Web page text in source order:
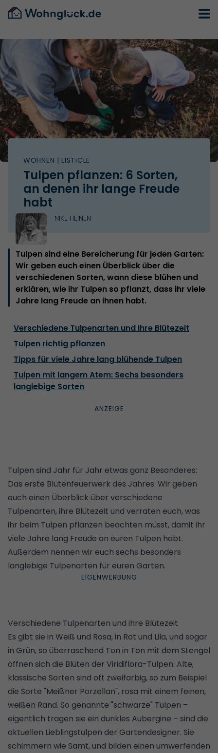
WOHNEN | LISTICLE
Tulpen pflanzen: 6 Sorten,
an denen ihr lange Freude
habt
NIKE HEINEN
Tulpen sind eine Bereicherung für jeden Garten:
Wir geben euch einen Überblick über die
verschiedenen Sorten, wann diese blühen und
erklären, wie ihr Tulpen so pflanzt, dass ihr viele
Jahre lang Freude an ihnen habt.
Verschiedene Tulpenarten und ihre Blütezeit
Tulpen richtig pflanzen
Tipps für viele Jahre lang blühende Tulpen
Tulpen mit langem Atem: Sechs besonders
langlebige Sorten
Tulpen sind Jahr für Jahr etwas ganz Besonderes:
Das erste Blütenfeuerwerk des Jahres. Wir geben
euch einen Überblick über verschiedene
Tulpenarten, ihre Blütezeit und verraten euch, was
ihr beim Tulpen pflanzen beachten müsst, damit ihr
viele Jahre lang Freude an euren Tulpen habt.
Außerdem nennen wir euch sechs besonders
langlebige Tulpenarten für euren Garten.
Verschiedene Tulpenarten und ihre Blütezeit
Es gibt sie in Weiß und Rosa, in Rot und Lila, und sogar
in Grün, so überraschend Ton in Ton mit dem Stengel
öffnen sich die Blüten der Viridiflora-Tulpen. Alte,
klassische Sorten sind oft zweifarbig, so zum Beispiel
die Sorte "Meißner Porzellan", rosa mit einem feinen,
weißen Rand. So genannte "schwarze" Tulpen –
eigentlich tragen sie ein dunkles Aubergine – sind die
aktuellen Lieblingstulpen der Gartendesigner. Sie
schimmern wie Samt, und bilden einen umwerfenden